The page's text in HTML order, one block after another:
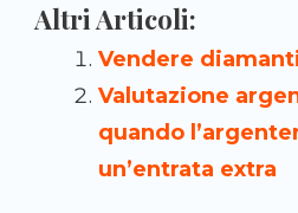
Altri Articoli:
Vendere
Valutazione
quando
un’entrata extra